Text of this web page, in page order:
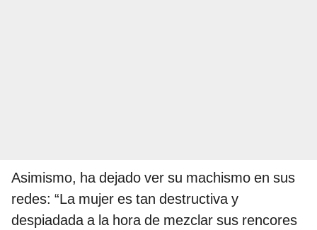
Asimismo, ha dejado ver su machismo en sus
redes: “La mujer es tan destructiva y
despiadada a la hora de mezclar sus rencores